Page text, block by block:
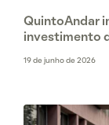
QuintoAndar
investimento
19 de junho de 2026